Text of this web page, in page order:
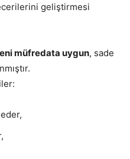
geliştirmesi
müfredata uygun, sade